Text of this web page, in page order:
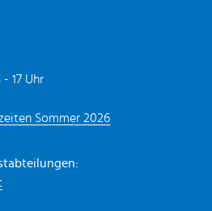
- 17 Uhr
Sommer 2026